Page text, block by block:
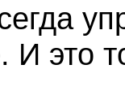
И это